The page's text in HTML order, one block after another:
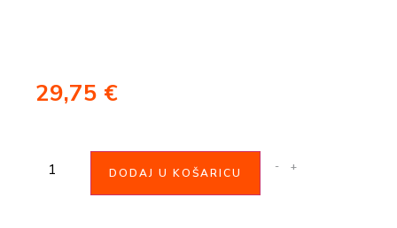
29,75 €
- +
DODAJ U KOŠARICU